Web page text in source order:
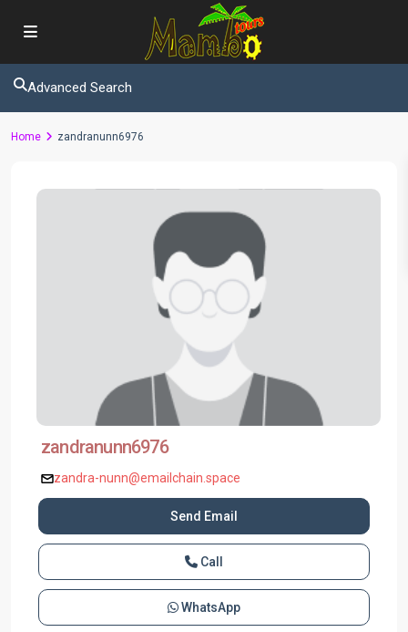
Advanced Search
Home zandranunn6976
zandranunn6976
zandra-nunn@emailchain.space
Send Email
Call
WhatsApp